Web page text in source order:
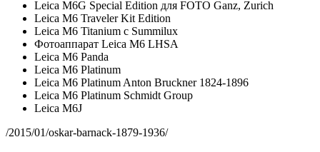
Leica M6G Special Edition для FOTO Ganz, Zurich
Leica M6 Traveler Kit Edition
Leica M6 Titanium с Summilux
Фотоаппарат Leica M6 LHSA
Leica M6 Panda
Leica M6 Platinum
Leica M6 Platinum Anton Bruckner 1824-1896
Leica M6 Platinum Schmidt Group
Leica M6J
/2015/01/oskar-barnack-1879-1936/